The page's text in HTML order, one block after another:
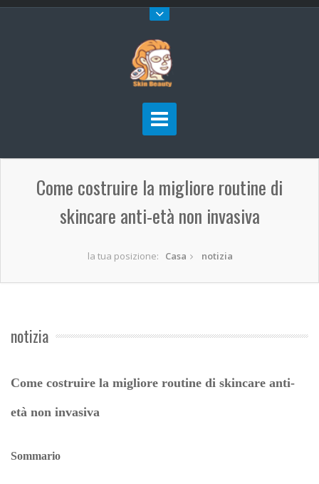
Come costruire la migliore routine di
skincare anti-età non invasiva
la tua posizione: Casa notizia
notizia
Come costruire la migliore routine di skincare anti-
età non invasiva
Sommario